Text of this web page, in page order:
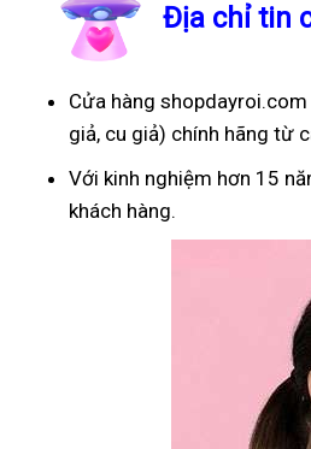
Địa chỉ tin
Cửa hàng
giả, cu giả) chính hãng từ
Với kinh nghiệm hơn 15
khách hàng.